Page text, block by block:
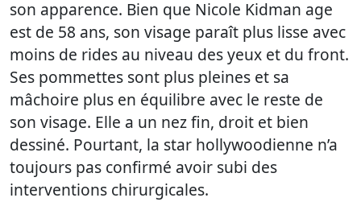
son apparence. Bien que Nicole Kidman age
est de 58 ans, son visage paraît plus lisse avec
moins de rides au niveau des yeux et du front.
Ses pommettes sont plus pleines et sa
mâchoire plus en équilibre avec le reste de
son visage. Elle a un nez fin, droit et bien
dessiné. Pourtant, la star hollywoodienne n’a
toujours pas confirmé avoir subi des
interventions chirurgicales.